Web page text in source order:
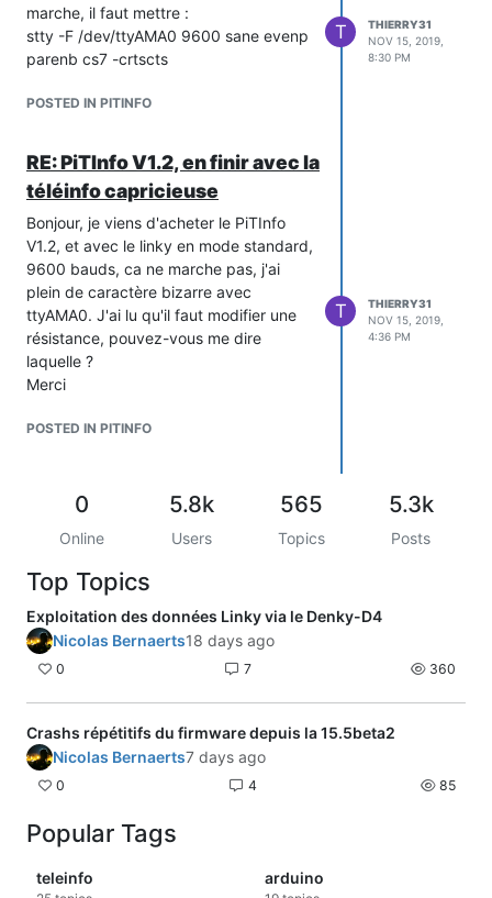
marche, il faut mettre :
stty -F /dev/ttyAMA0 9600 sane evenp
parenb cs7 -crtscts
POSTED IN PITINFO
T
THIERRY31
NOV 15, 2019,
8:30 PM
RE: PiTInfo V1.2, en finir avec la
téléinfo capricieuse
Bonjour, je viens d'acheter le PiTInfo
V1.2, et avec le linky en mode standard,
9600 bauds, ca ne marche pas, j'ai
plein de caractère bizarre avec
ttyAMA0. J'ai lu qu'il faut modifier une
résistance, pouvez-vous me dire
laquelle ?
Merci
POSTED IN PITINFO
T
THIERRY31
NOV 15, 2019,
4:36 PM
0
Online
5.8k
Users
565
Topics
5.3k
Posts
Top Topics
Exploitation des données Linky via le Denky-D4
Nicolas Bernaerts18 days ago
0 7 360
Crashs répétitifs du firmware depuis la 15.5beta2
Nicolas Bernaerts7 days ago
0 4 85
Popular Tags
teleinfo arduino